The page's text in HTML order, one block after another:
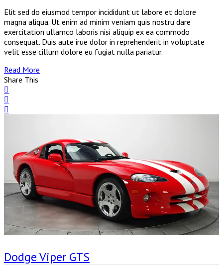
Elit sed do eiusmod tempor incididunt ut labore et dolore
magna aliqua. Ut enim ad minim veniam quis nostru dare
exercitation ullamco laboris nisi aliquip ex ea commodo
consequat. Duis aute irue dolor in reprehenderit in voluptate
velit esse cillum dolore eu fugiat nulla pariatur.
Read More
Share This
Dodge Viper GTS